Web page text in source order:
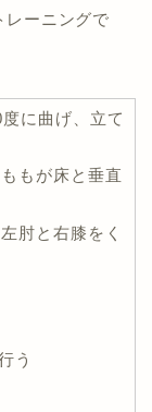
レーニングで
に曲げ、立て
もが床と垂直
肘と右膝をく
う